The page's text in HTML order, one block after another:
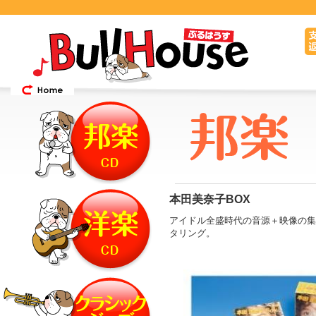
本田美奈子BOX
アイドル全盛時代の音源＋映像の
タリング。